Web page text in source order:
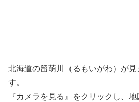
北海道の留萌川（るもいがわ）が
す。
『カメラを見る』をクリックし、